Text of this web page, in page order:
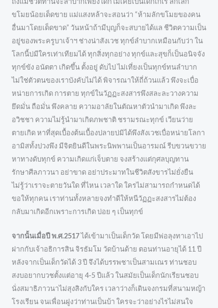
ขโมยน้อยเด็ดขาย แม่แสงหล้าจะสอนว่า “ห้ามลักขโมยของคน
อื่นมาโดยเด็ดขาด” วันหน้าถ้ามีบุญก็จะสบายได้แล ชีวิตความเป็น
อยู่ของพระครูบาเจ้าฯ ช่างน่าสังเวช ทุกข์ลำบากเหมือนกับว่า ใน
โลกนี้บ่มีใครเท่าเทียมได้ ทุกสิ่งทุกอย่าง ทุกข์และสุขก็เป็นอนิจจัง
ทุกข์ขัง อนัตตา เกิดขึ้น ตั้งอยู่ ดับไป ไม่เที่ยงเป็นทุกข์ทนลำบาก
ไม่ใช่ตัวตนของเราบังคับไม่ได้ พิจารณาให้ถี่ถ้วนแล้ว พึงจะเบื่อ
หน่ายการเกิด การตาย ทุกข์ในวัฏฏะสงสารพึงสละละวางความ
ยึดมั่น ถือมั่น พึงคลาย ความอาลัยในตัณหาตัวนำมาเกิด พึงละ
อวิชชา ความไม่รู้นำมาเกิดภพชาติ ชรามรณะทุกข์ เวียนว่าย
ตายเกิด หาที่สุดเบื้องต้นเบื้องปลายบ่มิได้พึงสังเวชเบื่อหน่ายโลกา
อามิสทั้งปวงพึง มีจิตยินดีในพระนิพพานเป็นอารมณ์ รีบขวนขวาย
หาทางดับทุกข์ ความเกิดแก่เจ็บตาย จงสร้างแต่กุศลบุญทาน
รักษาศีลภาวนา อย่าขาด อย่าประมาทในชีวิตสังขารไม่ยั่งยืน
ไม่รู้ว่าเราจะตายวันใด ที่ไหน เวลาใด ใครไม่สามารถกำหนดได้
ขอให้ทุกคน เราท่านทั้งหลายจงทำดีให้หนีวัฏฏะสงสารไม่ต้อง
กลับมาเกิดอีกเพราะการเกิด บ่อย ๆ เป็นทุกข์
จากนั้นเมื่อปี พ.ศ.2517ได้เข้ามาเป็นเด็กวัด โดยมีพ่อลุงทาเอาไป
ฝากกับเจ้าอธิการสิน จิรธัมโม วัดบ้านด้าย ตอนท่านอายุได้ 11 ปี
หลังจากเป็นเด็กวัดได้ 3 ปี จึงได้บรรพชาเป็นสามเณร ท่านชอบ
สงบอยากบวชตั้งแต่อายุ 4-5 ปีแล้ว ในสมัยเป็นเด็กนักเรียนชอบ
นั่งสมาธิภาวนาไม่สุงสิงกับใคร เวลาว่างก็เดินจงกรมที่สนามหญ้า
โรงเรียน จนเพื่อนฝูงว่าท่านเป็นบ้า ใครจะว่าอย่างไรไม่สนใจ